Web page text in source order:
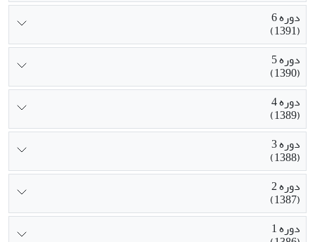
دوره 6
(1391)
دوره 5
(1390)
دوره 4
(1389)
دوره 3
(1388)
دوره 2
(1387)
دوره 1